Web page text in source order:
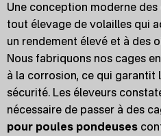
Une conception moderne
tout élevage de volailles qui
un rendement élevé et à des
Nous fabriquons nos cages
à la corrosion, ce qui garantit
sécurité. Les éleveurs
nécessaire de passer à des
pour poules pondeuses